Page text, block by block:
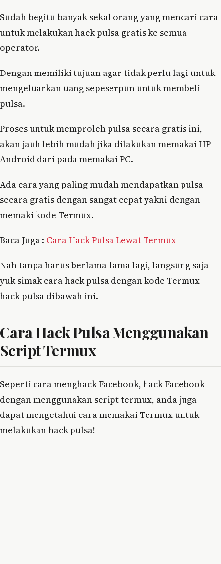
Sudah begitu banyak sekal orang yang mencari cara
untuk melakukan hack pulsa gratis ke semua
operator.
Dengan memiliki tujuan agar tidak perlu lagi untuk
mengeluarkan uang sepeserpun untuk membeli
pulsa.
Proses untuk memproleh pulsa secara gratis ini,
akan jauh lebih mudah jika dilakukan memakai HP
Android dari pada memakai PC.
Ada cara yang paling mudah mendapatkan pulsa
secara gratis dengan sangat cepat yakni dengan
memaki kode Termux.
Baca Juga : Cara Hack Pulsa Lewat Termux
Nah tanpa harus berlama-lama lagi, langsung saja
yuk simak cara hack pulsa dengan kode Termux
hack pulsa dibawah ini.
Cara Hack Pulsa Menggunakan
Script Termux
Seperti cara menghack Facebook, hack Facebook
dengan menggunakan script termux, anda juga
dapat mengetahui cara memakai Termux untuk
melakukan hack pulsa!